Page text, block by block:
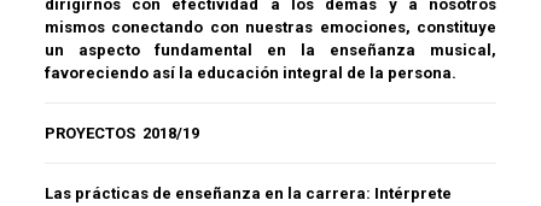
dirigirnos con efectividad a los demás y a nosotros
mismos conectando con nuestras emociones, constituye
un aspecto fundamental en la enseñanza musical,
favoreciendo así la educación integral de la persona.
PROYECTOS 2018/19
Las prácticas de enseñanza en la carrera: Intérprete